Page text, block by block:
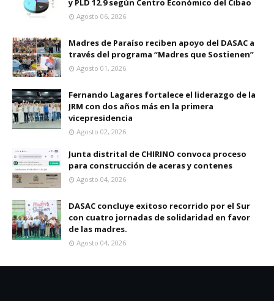
y PLD 12.9 según Centro Económico del Cibao
Agosto 06, 2026
Madres de Paraíso reciben apoyo del DASAC a
través del programa “Madres que Sostienen”
Agosto 01, 2026
Fernando Lagares fortalece el liderazgo de la
JRM con dos años más en la primera
vicepresidencia
Agosto 02, 2026
Junta distrital de CHIRINO convoca proceso
para construcción de aceras y contenes
Agosto 04, 2026
DASAC concluye exitoso recorrido por el Sur
con cuatro jornadas de solidaridad en favor
de las madres.
Agosto 04, 2026